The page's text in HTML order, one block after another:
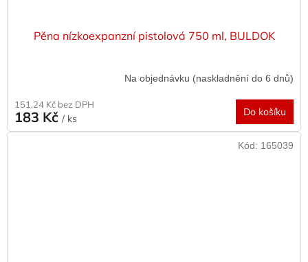
Pěna nízkoexpanzní pistolová 750 ml, BULDOK
Na objednávku (naskladnění do 6 dnů)
151,24 Kč bez DPH
183 Kč / ks
Do košíku
Kód: 165039